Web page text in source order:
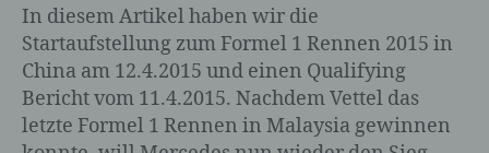
In diesem Artikel haben wir die
Startaufstellung zum Formel 1 Rennen 2015 in
China am 12.4.2015 und einen Qualifying
Bericht vom 11.4.2015. Nachdem Vettel das
letzte Formel 1 Rennen in Malaysia gewinnen